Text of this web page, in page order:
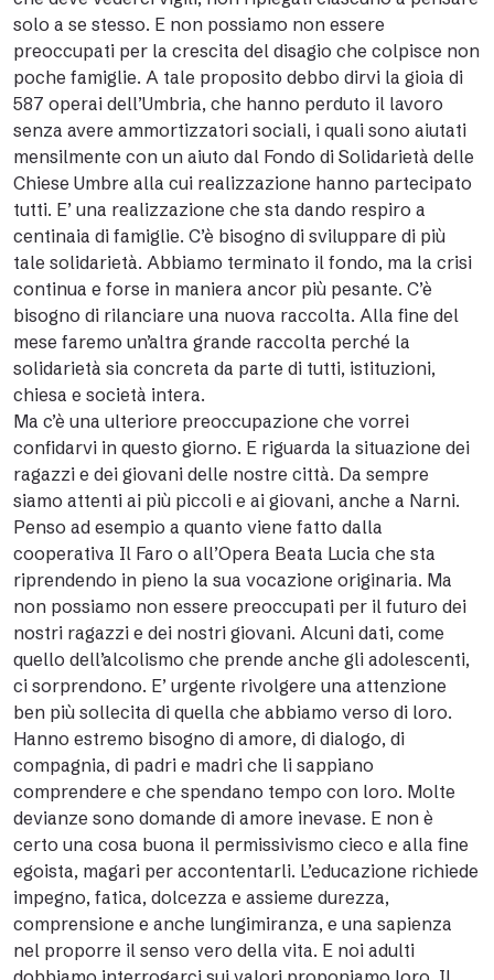
solo a se stesso. E non possiamo non essere
preoccupati per la crescita del disagio che colpisce non
poche famiglie. A tale proposito debbo dirvi la gioia di
587 operai dell’Umbria, che hanno perduto il lavoro
senza avere ammortizzatori sociali, i quali sono aiutati
mensilmente con un aiuto dal Fondo di Solidarietà delle
Chiese Umbre alla cui realizzazione hanno partecipato
tutti. E’ una realizzazione che sta dando respiro a
centinaia di famiglie. C’è bisogno di sviluppare di più
tale solidarietà. Abbiamo terminato il fondo, ma la crisi
continua e forse in maniera ancor più pesante. C’è
bisogno di rilanciare una nuova raccolta. Alla fine del
mese faremo un’altra grande raccolta perché la
solidarietà sia concreta da parte di tutti, istituzioni,
chiesa e società intera.
Ma c’è una ulteriore preoccupazione che vorrei
confidarvi in questo giorno. E riguarda la situazione dei
ragazzi e dei giovani delle nostre città. Da sempre
siamo attenti ai più piccoli e ai giovani, anche a Narni.
Penso ad esempio a quanto viene fatto dalla
cooperativa Il Faro o all’Opera Beata Lucia che sta
riprendendo in pieno la sua vocazione originaria. Ma
non possiamo non essere preoccupati per il futuro dei
nostri ragazzi e dei nostri giovani. Alcuni dati, come
quello dell’alcolismo che prende anche gli adolescenti,
ci sorprendono. E’ urgente rivolgere una attenzione
ben più sollecita di quella che abbiamo verso di loro.
Hanno estremo bisogno di amore, di dialogo, di
compagnia, di padri e madri che li sappiano
comprendere e che spendano tempo con loro. Molte
devianze sono domande di amore inevase. E non è
certo una cosa buona il permissivismo cieco e alla fine
egoista, magari per accontentarli. L’educazione richiede
impegno, fatica, dolcezza e assieme durezza,
comprensione e anche lungimiranza, e una sapienza
nel proporre il senso vero della vita. E noi adulti